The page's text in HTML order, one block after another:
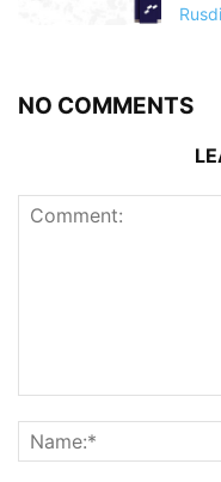
NO COMMENTS